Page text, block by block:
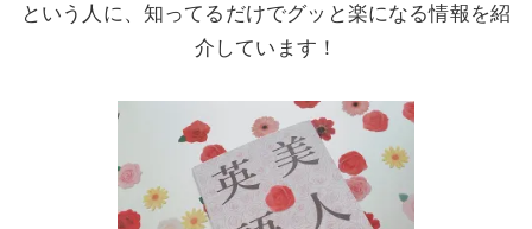
という人に、知ってるだけでグッと楽になる情報を紹
介しています！